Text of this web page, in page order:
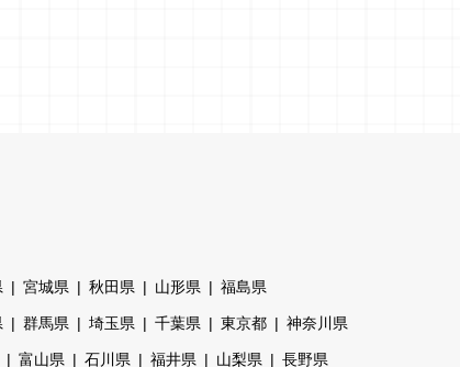
宮城県 秋田県 山形県 福島県
群馬県 埼玉県 千葉県 東京都 神奈川県
富山県 石川県 福井県 山梨県 長野県